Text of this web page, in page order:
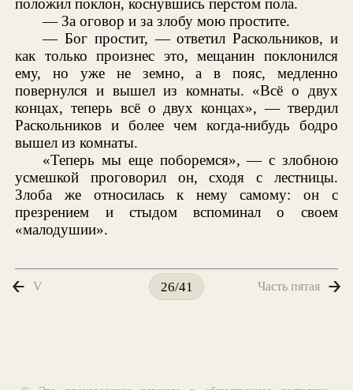
положил поклон, коснувшись перстом пола.
— За оговор и за злобу мою простите.
— Бог простит, — ответил Раскольников, и
как только произнес это, мещанин поклонился
ему, но уже не земно, а в пояс, медленно
повернулся и вышел из комнаты. «Всё о двух
концах, теперь всё о двух концах», — твердил
Раскольников и более чем когда-нибудь бодро
вышел из комнаты.
«Теперь мы еще поборемся», — с злобною
усмешкой проговорил он, сходя с лестницы.
Злоба же относилась к нему самому: он с
презрением и стыдом вспоминал о своем
«малодушии».
V 26/41 Часть пятая